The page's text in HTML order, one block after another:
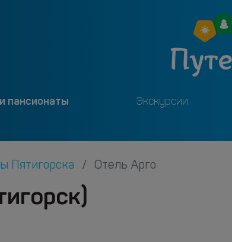
пансионаты Экскурсии
Пятигорска Отель Арго